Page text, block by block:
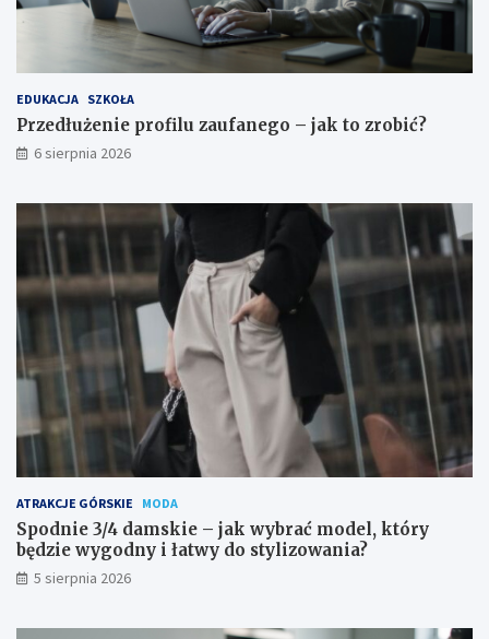
o
ć
?
EDUKACJA SZKOŁA
Przedłużenie profilu zaufanego – jak to zrobić?
6 sierpnia 2026
ATRAKCJE GÓRSKIE MODA
Spodnie 3/4 damskie – jak wybrać model, który
będzie wygodny i łatwy do stylizowania?
5 sierpnia 2026